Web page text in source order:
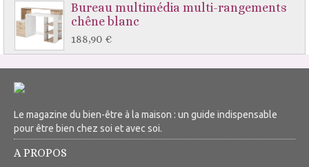
Bureau multimédia multi-rangements
chêne blanc
188,90 €
Le magazine du bien-être à la maison : un guide indispensable
pour être bien chez soi et avec soi.
A PROPOS